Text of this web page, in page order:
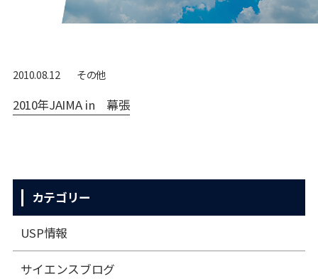
2010.08.12 その他
2010年JAIMA in 幕張
カテゴリー
USP情報
サイエンスブログ